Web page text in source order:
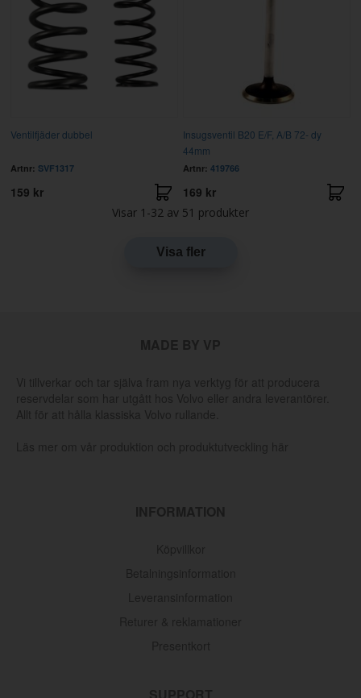
Ventilfjäder dubbel
Artnr: SVF1317
159 kr
Insugsventil B20 E/F, A/B 72- dy
44mm
Artnr: 419766
169 kr
Visar 1-32 av 51 produkter
Visa fler